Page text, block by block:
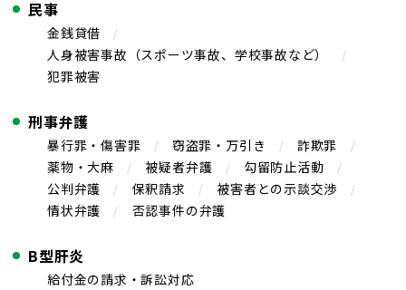
民事
金銭貸借
人身被害事故（スポーツ事故、学校事故など）
犯罪被害
刑事弁護
暴行罪・傷害罪 窃盗罪・万引き
詐欺罪
薬物・大麻
被疑者弁護
勾留防止活動
公判弁護
保釈請求
被害者との示談交渉
情状弁護
否認事件の弁護
B型肝炎
給付金の請求・訴訟対応